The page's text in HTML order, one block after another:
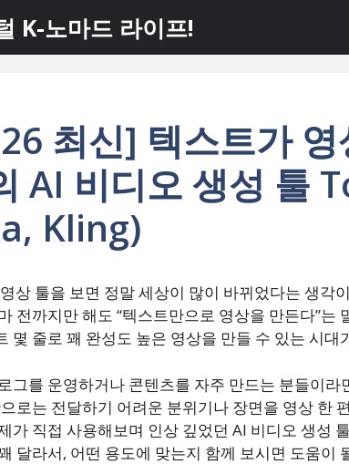
K-노마드 라이프!
최신] 텍스트가 영
AI 비디오 생성 툴
Kling)
상 툴을 보면 정말 세상이 많이 바뀌었다는 생각
전까지만 해도 “텍스트만으로 영상을 만든다”는
몇 줄로 꽤 완성도 높은 영상을 만들 수 있는 시대
그를 운영하거나 콘텐츠를 자주 만드는 분들이라
로는 전달하기 어려운 분위기나 장면을 영상 한
가 직접 사용해보며 인상 깊었던 AI 비디오 생성
달라서, 어떤 용도에 맞는지 함께 보시면 도움이